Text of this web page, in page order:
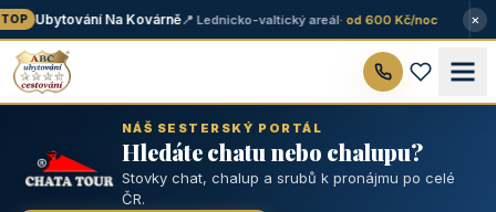
Ubytování Na Kovárně📍 Lednicko-valtický areál· od 600 Kč/noc ×
NÁŠ SESTERSKÝ PORTÁL
Hledáte chatu nebo chalupu?
Stovky chat, chalup a srubů k pronájmu po celé
ČR.